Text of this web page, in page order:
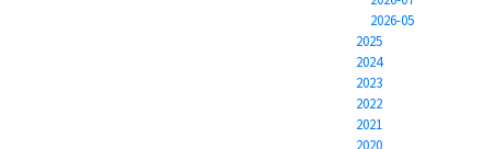
2026-05
2025
2024
2023
2022
2021
2020